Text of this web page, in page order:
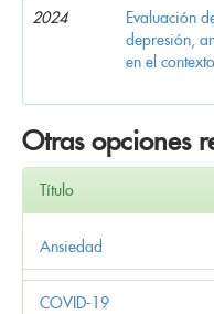
2024
Evaluación
depresión,
en el
Otras opciones
Título
Ansiedad
COVID-19